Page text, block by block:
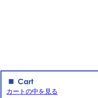
カートの中を見る